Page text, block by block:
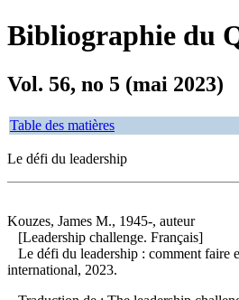
Bibliographie du
Vol. 56, no 5 (mai 2023)
Table des matières
Le défi du leadership
Kouzes, James M., 1945-, auteur
[Leadership challenge. Français]
Le défi du leadership : comment faire
international, 2023.